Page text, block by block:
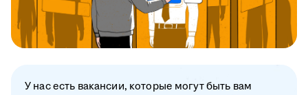
У нас есть вакансии, которые могут быть вам